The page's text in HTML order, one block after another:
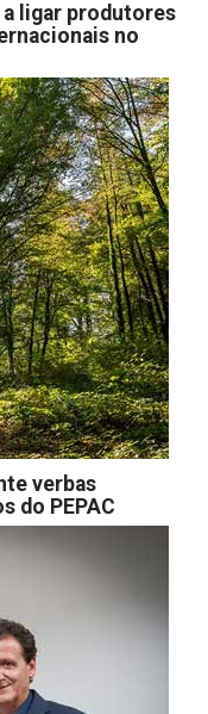
ligar produtores
no
verbas
do PEPAC